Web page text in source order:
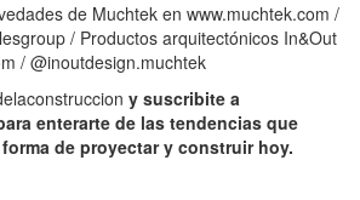
de Muchtek en www.muchtek.com /
/ Productos arquitectónicos In&Out
/ @inoutdesign.muchtek
y suscribite a
enterarte de las tendencias que
de proyectar y construir hoy.